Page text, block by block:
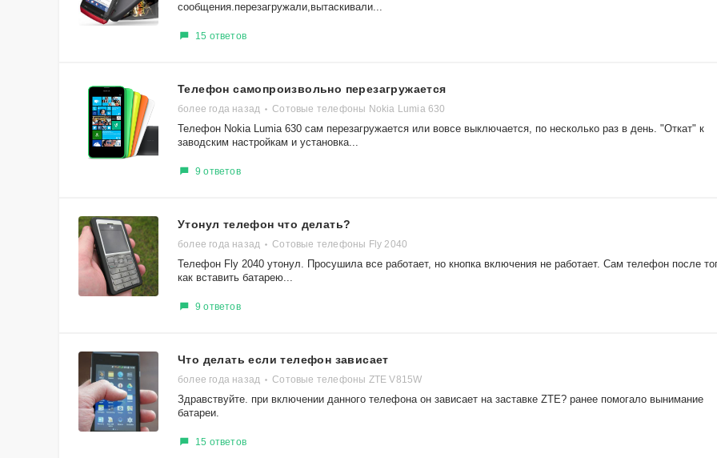
сообщения.перезагружали,вытаскивали...
15 ответов
Телефон самопроизвольно перезагружается
более года назад Сотовые телефоны Nokia Lumia 630
Телефон Nokia Lumia 630 сам перезагружается или вовсе выключается, по несколько раз в день. "Откат" к
заводским настройкам и установка...
9 ответов
Утонул телефон что делать?
более года назад Сотовые телефоны Fly 2040
Телефон Fly 2040 утонул. Просушила все работает, но кнопка включения не работает. Сам телефон после
как вставить батарею...
9 ответов
Что делать если телефон зависает
более года назад Сотовые телефоны ZTE V815W
Здравствуйте. при включении данного телефона он зависает на заставке ZTE? ранее помогало вынимание
батареи.
15 ответов